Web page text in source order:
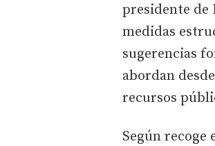
presidente de
medidas
sugerencias
abordan
recursos
Según recoge